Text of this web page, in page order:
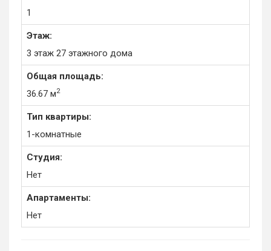
1
Этаж:
3 этаж 27 этажного дома
Общая площадь:
36.67 м2
Тип квартиры:
1-комнатные
Студия:
Нет
Апартаменты:
Нет